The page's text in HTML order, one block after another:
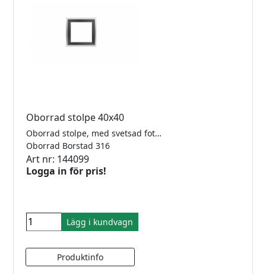
Oborrad stolpe 40x40
Oborrad stolpe, med svetsad fot. 40x40 x 2,0mm
Oborrad Borstad 316
Art nr: 144099
Logga in för pris!
Lägg i kundvagn